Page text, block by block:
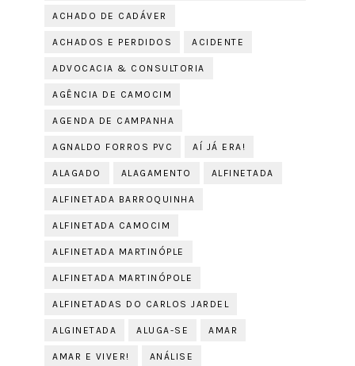
ACHADO DE CADÁVER
ACHADOS E PERDIDOS ACIDENTE
ADVOCACIA & CONSULTORIA
AGÊNCIA DE CAMOCIM
AGENDA DE CAMPANHA
AGNALDO FORROS PVC AÍ JÁ ERA!
ALAGADO ALAGAMENTO ALFINETADA
ALFINETADA BARROQUINHA
ALFINETADA CAMOCIM
ALFINETADA MARTINÓPLE
ALFINETADA MARTINÓPOLE
ALFINETADAS DO CARLOS JARDEL
ALGINETADA ALUGA-SE AMAR
AMAR E VIVER! ANÁLISE